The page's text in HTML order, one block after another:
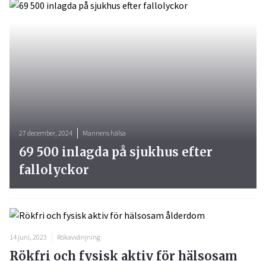
14 juni, 2023 Rökavvänjning
Rökfri och fysisk aktiv för hälsosam
27 december, 2024 Mannens hälsa
69 500 inlagda på sjukhus efter
fallolyckor